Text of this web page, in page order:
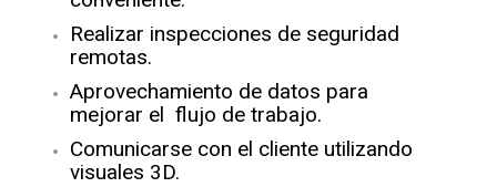
Realizar inspecciones de seguridad
remotas.
Aprovechamiento de datos para
mejorar el flujo de trabajo.
Comunicarse con el cliente utilizando
visuales 3D.